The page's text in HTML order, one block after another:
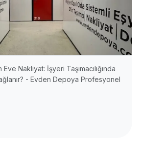
Nakliyat: İşyeri Taşımacılığında
- Evden Depoya Profesyonel